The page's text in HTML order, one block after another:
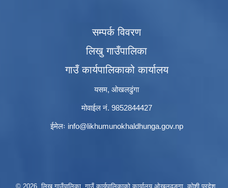
सम्पर्क विवरण
लिखु गाउँपालिका
गाउँ कार्यपालिकाको कार्यालय
यसम, ओखलढुंगा
मोवाईल नं. 9852844427
ईमेलः info@likhumunokhaldhunga.gov.np
© 2026 लिखु गाउँपालिका, गाउँ कार्यपालिकाको कार्यालय ओखलढुङ्गा, कोशी प्रदेश,